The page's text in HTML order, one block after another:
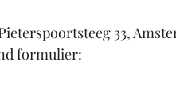
33,
formulier: